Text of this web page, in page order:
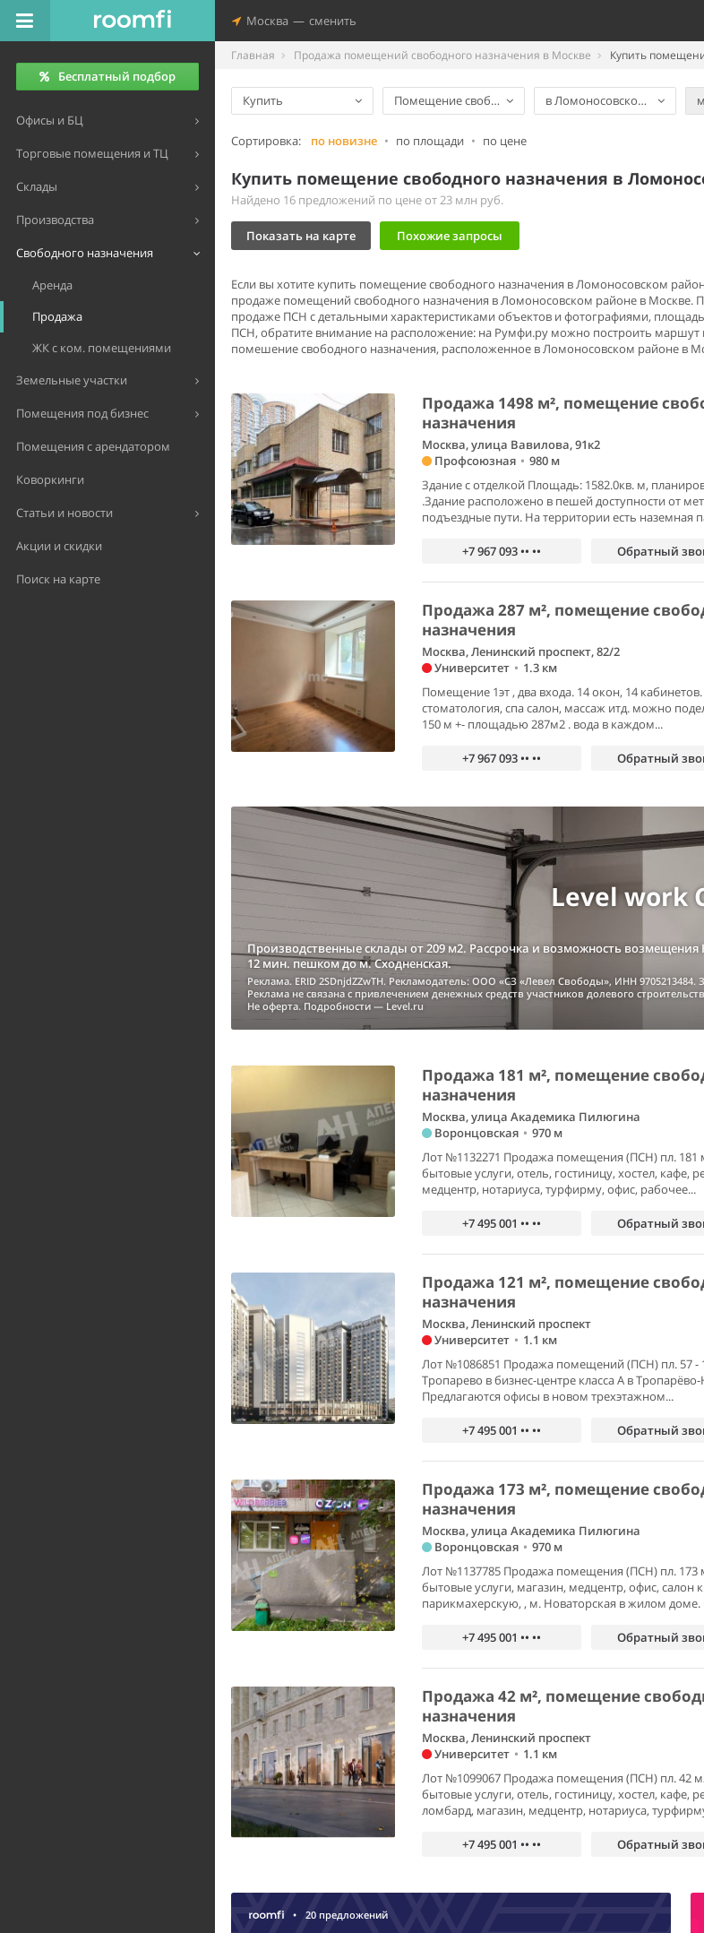
Москва — сменить
Бесплатный подбор
Офисы и БЦ
Торговые помещения и ТЦ
Склады
Производства
Свободного назначения
Аренда
Продажа
ЖК с ком. помещениями
Земельные участки
Помещения под бизнес
Помещения с арендатором
Коворкинги
Статьи и новости
Акции и скидки
Поиск на карте
Главная Продажа помещений свободного назначения в Москве Купить
Купить Помещение свободного назначенияв Ломоносовском районе м
Сортировка: по новизне • по площади • по цене
Купить помещение свободного назначения в
Найдено 16 предложений по цене от 23 млн руб.
Показать на карте Похожие запросы
Если вы хотите купить помещение свободного назначения в Ломоносовском
продаже помещений свободного назначения в Ломоносовском районе в
продаже ПСН с детальными характеристиками объектов и фотографиями,
ПСН, обратите внимание на расположение: на Румфи.ру можно построить
помешение свободного назначения, расположенное в Ломоносовском районе в
Продажа 1498 м², помещение
назначения
Москва, улица Вавилова, 91к2
Профсоюзная • 980 м
Здание с отделкой Площадь: 1582.0кв. м,
.Здание расположено в пешей доступности от
подъездные пути. На территории есть наземная
+7 967 093 •• •• Обратный
Продажа 287 м², помещение
назначения
Москва, Ленинский проспект, 82/2
Университет • 1.3 км
Помещение 1эт , два входа. 14 окон, 14
стоматология, спа салон, массаж итд. можно
150 м +- площадью 287м2 . вода в каждом...
+7 967 093 •• •• Обратный
Level work
Производственные склады от 209 м2. Рассрочка и возможность возмещения
12 мин. пешком до м. Сходненская.
Реклама. ERID 2SDnjdZZwTH. Рекламодатель: ООО «СЗ «Левел Свободы», ИНН
Реклама не связана с привлечением денежных средств участников долевого
Не оферта. Подробности — Level.ru
Продажа 181 м², помещение
назначения
Москва, улица Академика Пилюгина
Воронцовская • 970 м
Лот №1132271 Продажа помещения (ПСН) пл. 181
бытовые услуги, отель, гостиницу, хостел, кафе,
медцентр, нотариуса, турфирму, офис, рабочее...
+7 495 001 •• •• Обратный
Продажа 121 м², помещение
назначения
Москва, Ленинский проспект
Университет • 1.1 км
Лот №1086851 Продажа помещений (ПСН) пл. 57 -
Тропарево в бизнес-центре класса А в
Предлагаются офисы в новом трехэтажном...
+7 495 001 •• •• Обратный
Продажа 173 м², помещение
назначения
Москва, улица Академика Пилюгина
Воронцовская • 970 м
Лот №1137785 Продажа помещения (ПСН) пл. 173
бытовые услуги, магазин, медцентр, офис, салон
парикмахерскую, , м. Новаторская в жилом
+7 495 001 •• •• Обратный
Продажа 42 м², помещение
назначения
Москва, Ленинский проспект
Университет • 1.1 км
Лот №1099067 Продажа помещения (ПСН) пл. 42
бытовые услуги, отель, гостиницу, хостел, кафе,
ломбард, магазин, медцентр, нотариуса,
+7 495 001 •• •• Обратный
• 20 предложений